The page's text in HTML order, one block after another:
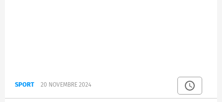
SPORT 20 NOVEMBRE 2024